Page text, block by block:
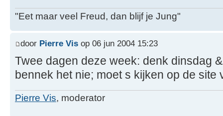
"Eet maar veel Freud, dan blijf je Jung"
door Pierre Vis op 06 jun 2004 15:23
Twee dagen deze week: denk dinsdag
bennek het nie; moet s kijken op de site
Pierre Vis, moderator